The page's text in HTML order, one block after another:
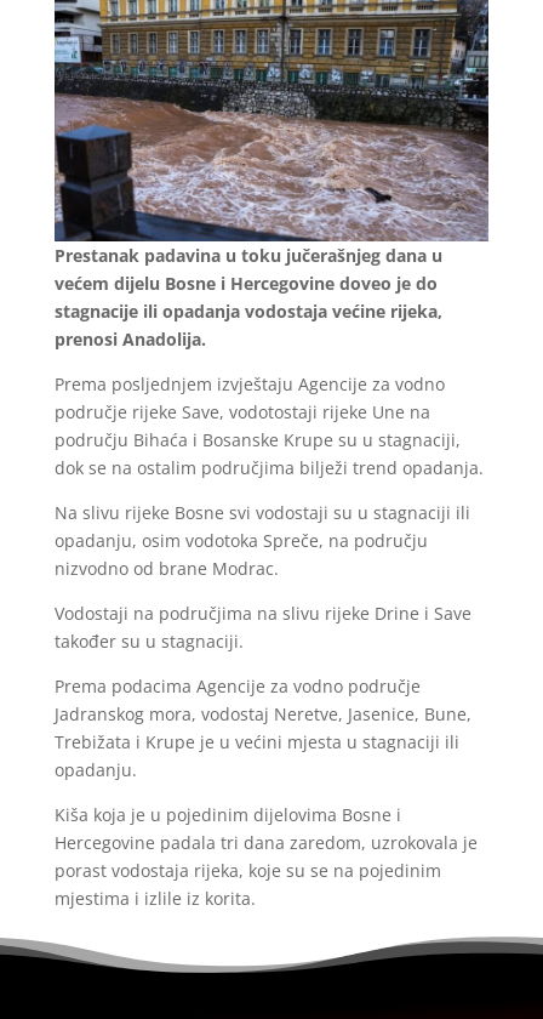
Prestanak padavina u toku jučerašnjeg dana u
većem dijelu Bosne i Hercegovine doveo je do
stagnacije ili opadanja vodostaja većine rijeka,
prenosi Anadolija.
Prema posljednjem izvještaju Agencije za vodno
područje rijeke Save, vodotostaji rijeke Une na
području Bihaća i Bosanske Krupe su u stagnaciji,
dok se na ostalim područjima bilježi trend opadanja.
Na slivu rijeke Bosne svi vodostaji su u stagnaciji ili
opadanju, osim vodotoka Spreče, na području
nizvodno od brane Modrac.
Vodostaji na područjima na slivu rijeke Drine i Save
također su u stagnaciji.
Prema podacima Agencije za vodno područje
Jadranskog mora, vodostaj Neretve, Jasenice, Bune,
Trebižata i Krupe je u većini mjesta u stagnaciji ili
opadanju.
Kiša koja je u pojedinim dijelovima Bosne i
Hercegovine padala tri dana zaredom, uzrokovala je
porast vodostaja rijeka, koje su se na pojedinim
mjestima i izlile iz korita.